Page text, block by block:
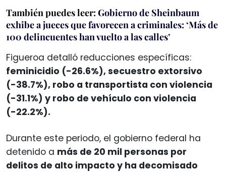
También puedes leer: Gobierno de Sheinbaum
exhibe a jueces que favorecen a criminales: ‘Más de
100 delincuentes han vuelto a las calles’
Figueroa detalló reducciones específicas:
feminicidio (-26.6%), secuestro extorsivo
(-38.7%), robo a transportista con violencia
(-31.1%) y robo de vehículo con violencia
(-22.2%).
Durante este periodo, el gobierno federal ha
detenido a más de 20 mil personas por
delitos de alto impacto y ha decomisado